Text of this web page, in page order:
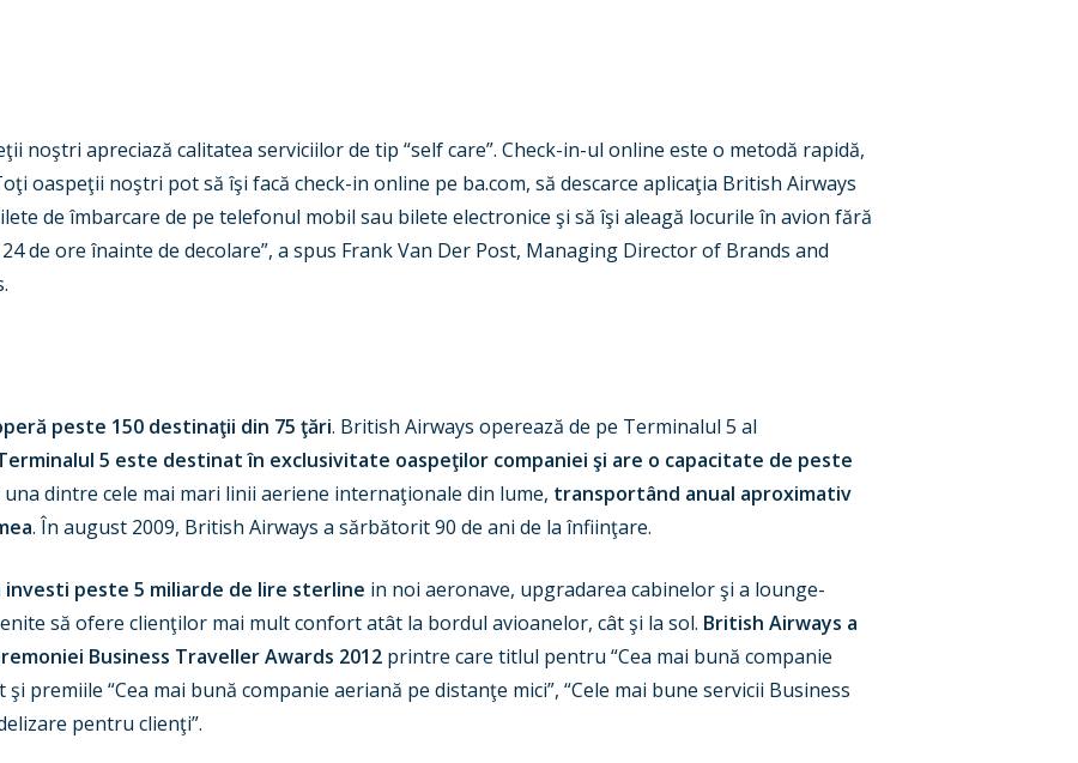
noştri apreciază calitatea serviciilor de tip “self care”. Check-in-ul online este o metodă rapidă,
oaspeţii noştri pot să îşi facă check-in online pe ba.com, să descarce aplicaţia British Airways
de îmbarcare de pe telefonul mobil sau bilete electronice şi să îşi aleagă locurile în avion fără
de ore înainte de decolare”, a spus Frank Van Der Post, Managing Director of Brands and
peste 150 destinaţii din 75 ţări. British Airways operează de pe Terminalul 5 al
5 este destinat în exclusivitate oaspeţilor companiei şi are o capacitate de peste
una dintre cele mai mari linii aeriene internaţionale din lume, transportând anual aproximativ
. În august 2009, British Airways a sărbătorit 90 de ani de la înfiinţare.
peste 5 miliarde de lire sterline in noi aeronave, upgradarea cabinelor şi a lounge-
să ofere clienţilor mai mult confort atât la bordul avioanelor, cât şi la sol. British Airways a
Business Traveller Awards 2012 printre care titlul pentru “Cea mai bună companie
şi premiile “Cea mai bună companie aeriană pe distanţe mici”, “Cele mai bune servicii Business
pentru clienţi”.